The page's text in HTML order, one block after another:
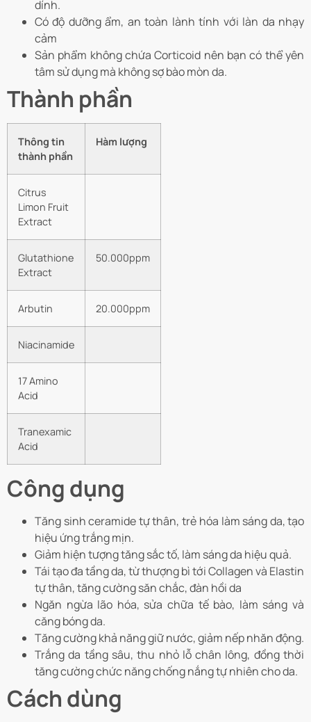
dính.
Có độ dưỡng ẩm, an toàn lành tính với làn da nhạy
cảm
Sản phẩm không chứa Corticoid nên bạn có thể yên
tâm sử dụng mà không sợ bào mòn da.
Thành phần
Thông tin
thành phần
Hàm lượng
Citrus
Limon Fruit
Extract
Glutathione
Extract
50.000ppm
Arbutin 20.000ppm
Niacinamide
17 Amino
Acid
Tranexamic
Acid
Công dụng
Tăng sinh ceramide tự thân, trẻ hóa làm sáng da, tạo
hiệu ứng trắng mịn.
Giảm hiện tượng tăng sắc tố, làm sáng da hiệu quả.
Tái tạo đa tầng da, từ thượng bì tới Collagen và Elastin
tự thân, tăng cường săn chắc, đàn hồi da
Ngăn ngừa lão hóa, sửa chữa tế bào, làm sáng và
căng bóng da.
Tăng cường khả năng giữ nước, giảm nếp nhăn động.
Trắng da tầng sâu, thu nhỏ lỗ chân lông, đồng thời
tăng cường chức năng chống nắng tự nhiên cho da.
Cách dùng